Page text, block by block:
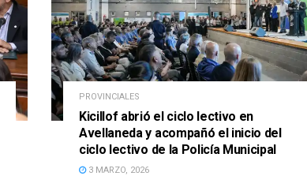
PROVINCIALES
Kicillof abrió el ciclo lectivo en
Avellaneda y acompañó el inicio del
ciclo lectivo de la Policía Municipal
3 MARZO, 2026